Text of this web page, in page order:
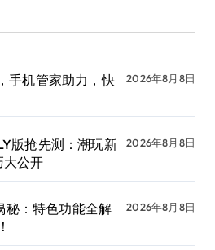
手机管家助力，快
2026年8月8日
版抢先测：潮玩新
大公开
2026年8月8日
秘：特色功能全解
2026年8月8日